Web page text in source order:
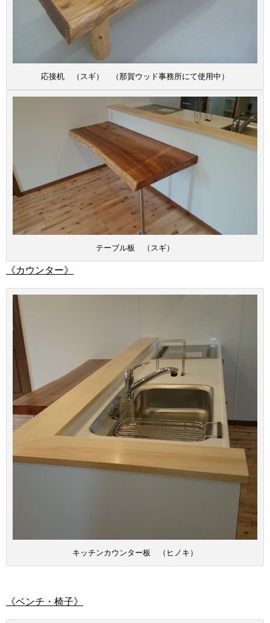
応接机 （スギ） （那賀ウッド事務所にて使用中）
テーブル板 （スギ）
《カウンター》
キッチンカウンター板 （ヒノキ）
《ベンチ・椅子》